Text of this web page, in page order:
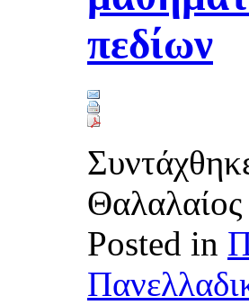
πεδίων
Posted in